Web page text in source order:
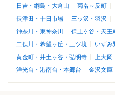
日吉・綱島・大倉山
菊名～反町
長津田・十日市場
三ッ沢・羽沢
神奈川・東神奈川
保土ケ谷・天王
二俣川・希望ヶ丘・三ツ境
いずみ
黄金町・井土ヶ谷・弘明寺
上大岡
洋光台・港南台・本郷台
金沢文庫